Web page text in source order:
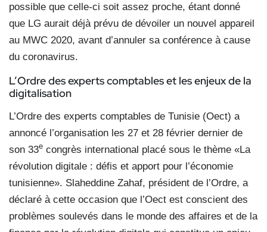
possible que celle-ci soit assez proche, étant donné
que LG aurait déjà prévu de dévoiler un nouvel appareil
au MWC 2020, avant d’annuler sa conférence à cause
du coronavirus.
L’Ordre des experts comptables et les enjeux de la
digitalisation
L’Ordre des experts comptables de Tunisie (Oect) a
annoncé l’organisation les 27 et 28 février dernier de
son 33e congrès international placé sous le thème «La
révolution digitale : défis et apport pour l’économie
tunisienne». Slaheddine Zahaf, président de l’Ordre, a
déclaré à cette occasion que l’Oect est conscient des
problèmes soulevés dans le monde des affaires et de la